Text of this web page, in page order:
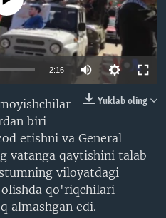
2:16
Yuklab oling
biri
etishni va General
vatanga qaytishini talab
viloyatdagi
qo'riqchilari
almashgan edi.